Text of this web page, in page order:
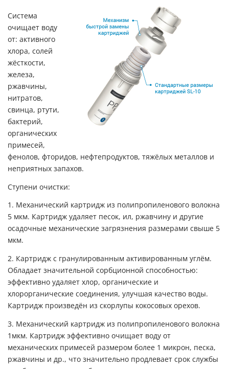
Система
очищает воду
от: активного
хлора, солей
жёсткости,
железа,
ржавчины,
нитратов,
свинца, ртути,
бактерий,
органических
примесей,
фенолов, фторидов, нефтепродуктов, тяжёлых металлов и
неприятных запахов.
Ступени очистки:
1. Механический картридж из полипропиленового волокна
5 мкм. Картридж удаляет песок, ил, ржавчину и другие
осадочные механические загрязнения размерами свыше 5
мкм.
2. Картридж c гранулированным активированным углём.
Обладает значительной сорбционной способностью:
эффективно удаляет хлор, органические и
хлорорганические соединения, улучшая качество воды.
Картридж произведён из скорлупы кокосовых орехов.
3. Механический картридж из полипропиленового волокна
1мкм. Картридж эффективно очищает воду от
механических примесей размером более 1 микрон, песка,
ржавчины и др., что значительно продлевает срок службы